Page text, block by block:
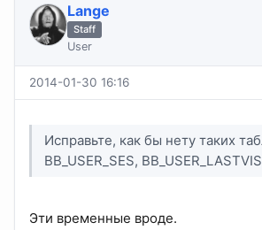
Lange
Staff
User
2014-01-30 16:16
Исправьте, как бы нету таких
BB_USER_SES,
Эти временные вроде.